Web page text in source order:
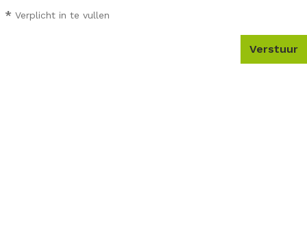
* Verplicht in te vullen
Verstuur